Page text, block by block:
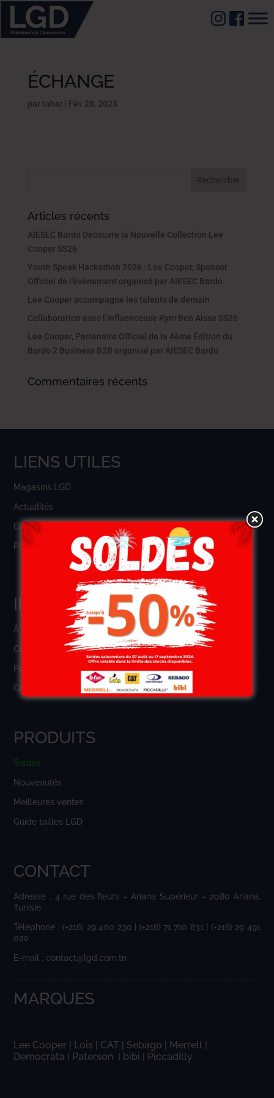
ÉCHANGE
par tahar | Fév 28, 2025
Articles récents
AIESEC Bardo Découvre la Nouvelle Collection Lee
Cooper SS26
Youth Speak Hackathon 2026 : Lee Cooper, Sponsor
Officiel de l’événement organisé par AIESEC Bardo
Lee Cooper accompagne les talents de demain
Collaboration avec l’influenceuse Rym Ben Aissa SS26
Lee Cooper, Partenaire Officiel de la 4ème Édition du
Bardo 2 Business B2B organisé par AIESEC Bardo
Commentaires récents
LIENS UTILES
Magasins LGD
Actualités
Carrière
Panier
INFORMATIONS
À Propos
Connexion
Politique de confidentialité
Conditions générales de vente
PRODUITS
Soldes
Nouveautés
Meilleures ventes
Guide tailles LGD
CONTACT
Adresse : 4 rue des fleurs – Ariana Supérieur – 2080 Ariana,
Tunisie.
Téléphone : (+216) 29 400 230 | (+216) 71 710 831 | (+216) 29 491
020
E-mail : contact@lgd.com.tn
MARQUES
Lee Cooper | Lois | CAT | Sebago | Merrell |
Democrata | Paterson | bibi | Piccadilly